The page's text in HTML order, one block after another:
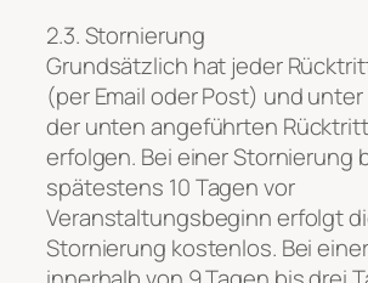
2.3. Stornierung
Grundsätzlich hat jeder
(per Email oder Post) und
der unten angeführten
erfolgen. Bei einer Stornierung
spätestens 10 Tagen vor
Veranstaltungsbeginn erfolgt
Stornierung kostenlos. Bei